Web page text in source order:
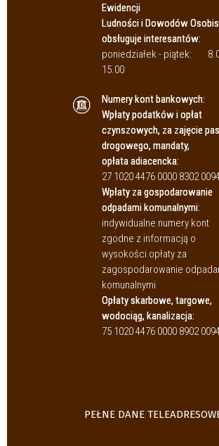
Ewidencji
Ludności i Dowodów
obsługuje interesantów:
poniedziałek - piątek:
15.00
Numery kont bankowych:
Wpłaty podatków i opłat
czynszowych, za zajęcie
drogowego, mandaty,
opłata adiacencka:
27 1020 4476 0000 8302
Wpłaty za gospodarowanie
odpadami komunalnymi:
indywidualne numery kont
zgodne z informacją o
wysokości opłaty za
zagospodarowanie
komunalnymi
Opłaty skarbowe, targowe,
wodociąg, kanalizacja:
75 1020 4476 0000 8902
PEŁNE DANE